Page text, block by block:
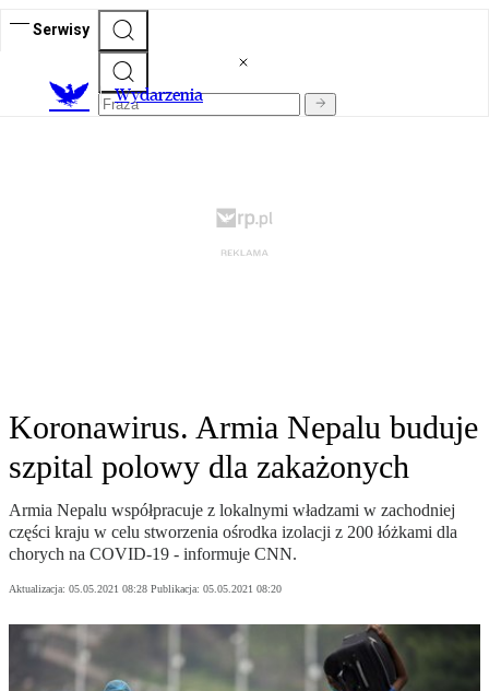
Serwisy
Wydarzenia
Koronawirus. Armia Nepalu buduje
szpital polowy dla zakażonych
Armia Nepalu współpracuje z lokalnymi władzami w zachodniej
części kraju w celu stworzenia ośrodka izolacji z 200 łóżkami dla
chorych na COVID-19 - informuje CNN.
Aktualizacja: 05.05.2021 08:28 Publikacja: 05.05.2021 08:20